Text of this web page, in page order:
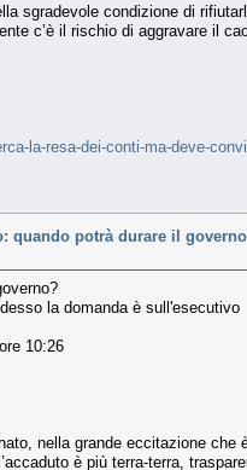
sgradevole condizione di
c’è il rischio di aggravare il
la-resa-dei-conti-ma-deve-
quando potrà durare il
la domanda è sull'esecutivo
10:26
nella grande eccitazione
è più terra-terra,